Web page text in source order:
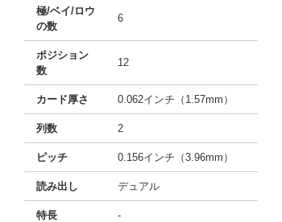
極/ベイ/ロウ
の数
6
ポジション
数
12
カード厚さ 0.062インチ（1.57mm）
列数 2
ピッチ 0.156インチ（3.96mm）
読み出し デュアル
特長 -